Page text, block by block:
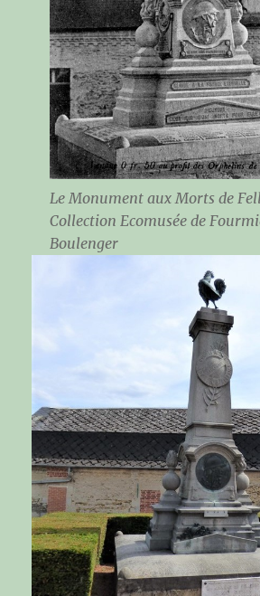
Le Monument aux Morts de
Collection Ecomusée de
Boulenger